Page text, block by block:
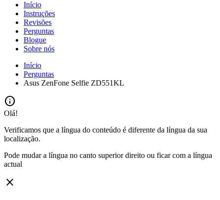
Início
Instruções
Revisões
Perguntas
Blogue
Sobre nós
Início
Perguntas
Asus ZenFone Selfie ZD551KL
info
Olá!
Verificamos que a língua do conteúdo é diferente da língua da sua
localização.
Pode mudar a língua no canto superior direito ou ficar com a língua
actual
close